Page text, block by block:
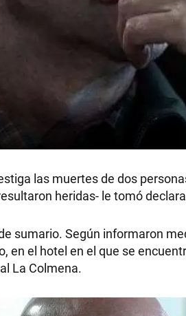
las muertes de dos
heridas- le tomó
sumario. Según informaron
en el hotel en el que se
La Colmena.